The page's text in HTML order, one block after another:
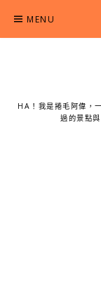
content
MENU
HA！我是捲毛阿偉，
過的景點